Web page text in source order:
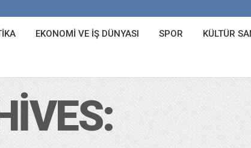
EKONOMI VE İŞ DÜNYASI SPOR KÜLTÜR